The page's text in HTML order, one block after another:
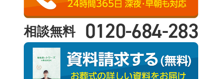
相談無料 0120-684-283